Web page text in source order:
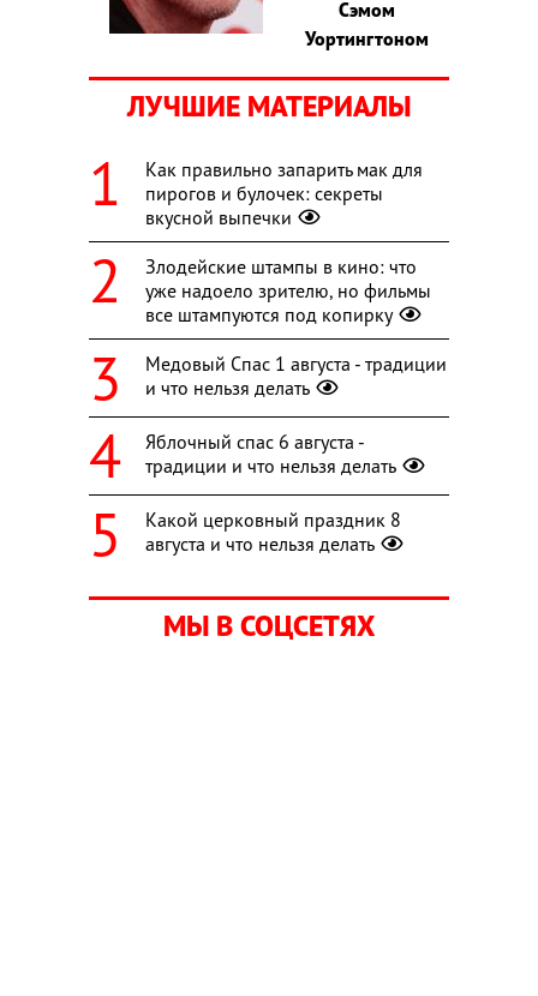
Сэмом
Уортингтоном
ЛУЧШИЕ МАТЕРИАЛЫ
Как правильно запарить мак для
пирогов и булочек: секреты
вкусной выпечки
Злодейские штампы в кино: что
уже надоело зрителю, но фильмы
все штампуются под копирку
Медовый Спас 1 августа - традиции
и что нельзя делать
Яблочный спас 6 августа -
традиции и что нельзя делать
Какой церковный праздник 8
августа и что нельзя делать
МЫ В СОЦСЕТЯХ